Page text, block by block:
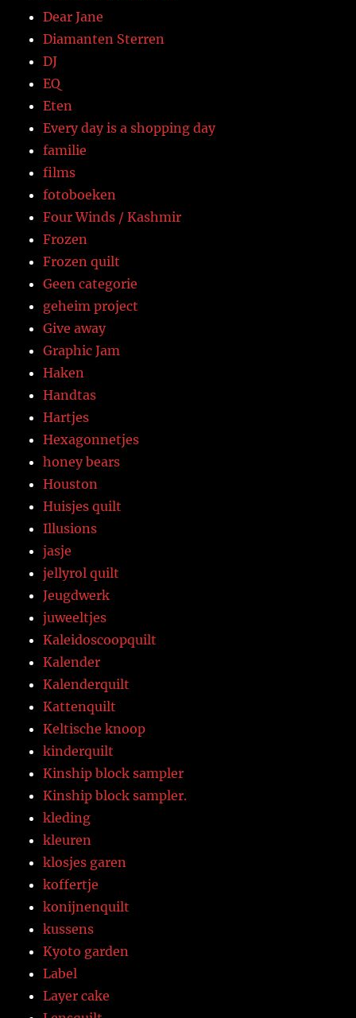
Dear Jane
Diamanten Sterren
DJ
EQ
Eten
Every day is a shopping day
familie
films
fotoboeken
Four Winds / Kashmir
Frozen
Frozen quilt
Geen categorie
geheim project
Give away
Graphic Jam
Haken
Handtas
Hartjes
Hexagonnetjes
honey bears
Houston
Huisjes quilt
Illusions
jasje
jellyrol quilt
Jeugdwerk
juweeltjes
Kaleidoscoopquilt
Kalender
Kalenderquilt
Kattenquilt
Keltische knoop
kinderquilt
Kinship block sampler
Kinship block sampler.
kleding
kleuren
klosjes garen
koffertje
konijnenquilt
kussens
Kyoto garden
Label
Layer cake